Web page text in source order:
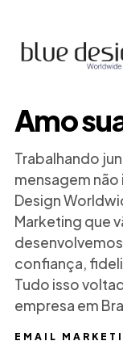
EMAIL
Amo
Trabalhando
mensagem não
Design
Marketing que
confiança,
Tudo isso
empresa em